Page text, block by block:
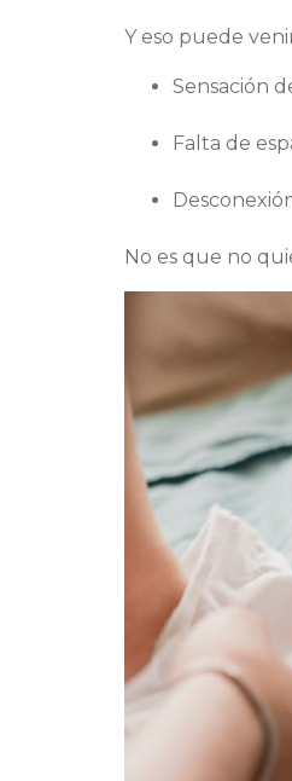
Y eso puede
Sensación
Falta de
No es que no